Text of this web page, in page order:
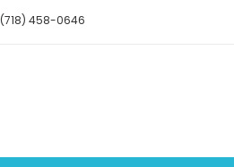
(718) 458-0646